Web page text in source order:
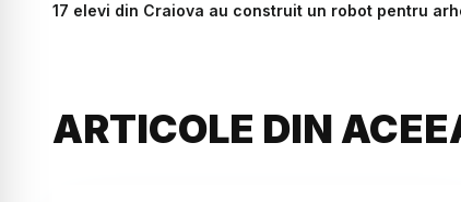
17 elevi din Craiova au construit un robot pentru
ARTICOLE DIN